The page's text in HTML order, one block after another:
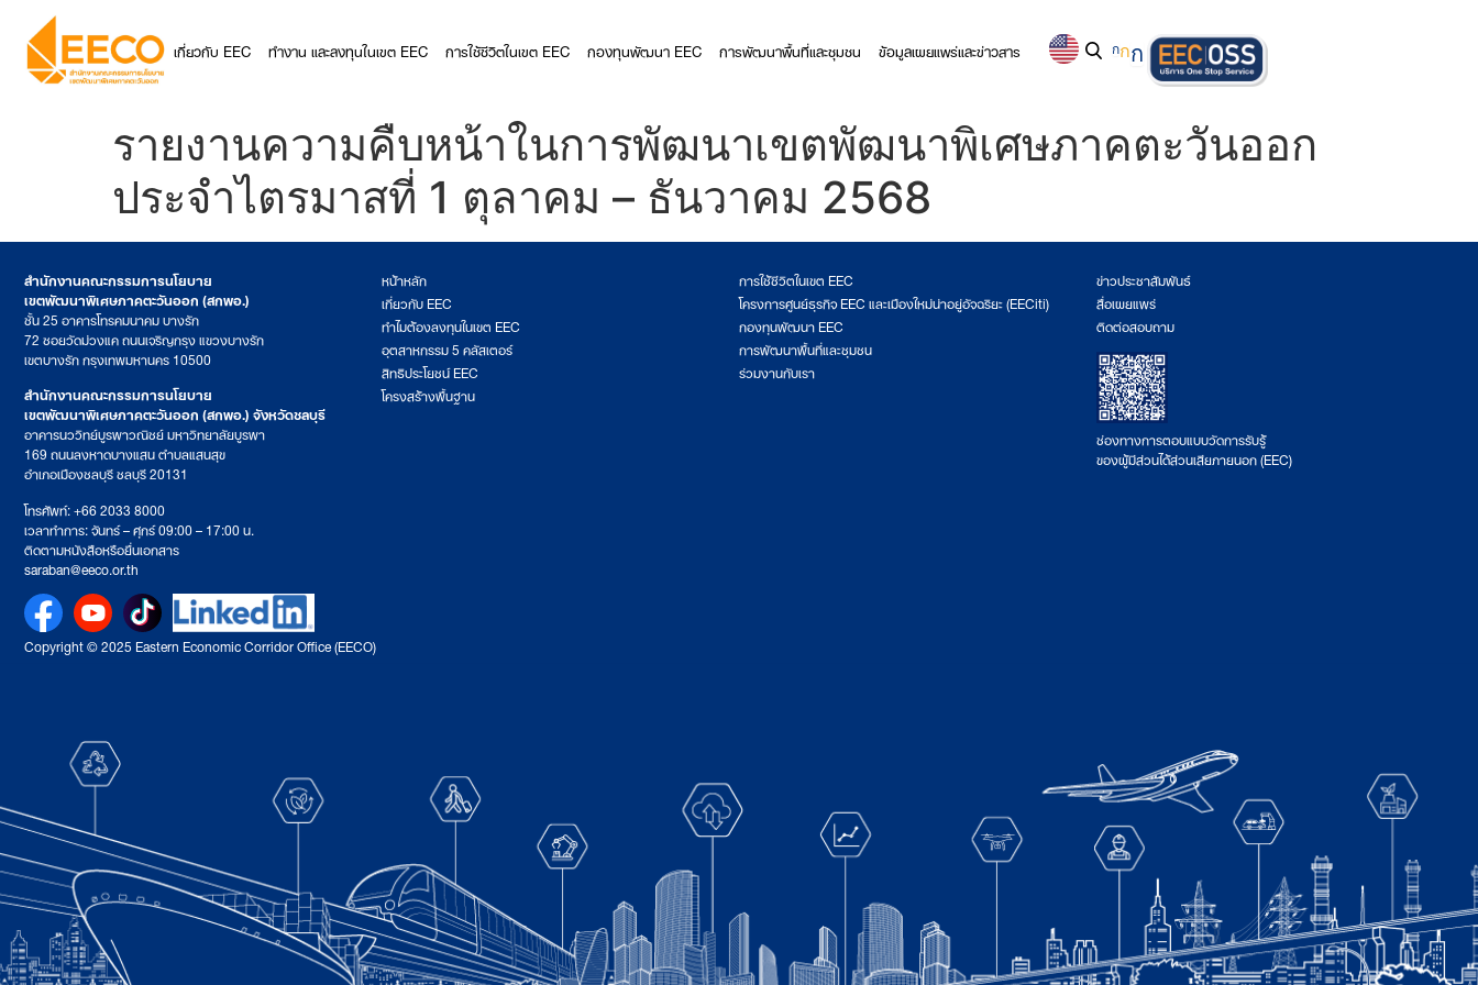
เกี่ยวกับ EEC ทำงาน และลงทุนในเขต EEC การใช้ชีวิตในเขต EEC กองทุนพัฒนา EEC การพัฒนาพื้นที่และชุมชน ข้อมูลเผยแพร่และข่าวสาร กกก
รายงานความคืบหน้าในการพัฒนาเขตพัฒนาพิเศษภาคตะวันออก
ประจำไตรมาสที่ 1 ตุลาคม – ธันวาคม 2568
สำนักงานคณะกรรมการนโยบาย
เขตพัฒนาพิเศษภาคตะวันออก (สกพอ.)
ชั้น 25 อาคารโทรคมนาคม บางรัก
72 ซอยวัดม่วงแค ถนนเจริญกรุง แขวงบางรัก
เขตบางรัก กรุงเทพมหานคร 10500
สำนักงานคณะกรรมการนโยบาย
เขตพัฒนาพิเศษภาคตะวันออก (สกพอ.) จังหวัดชลบุรี
อาคารนววิทย์บูรพาวณิชย์ มหาวิทยาลัยบูรพา
169 ถนนลงหาดบางแสน ตำบลแสนสุข
อำเภอเมืองชลบุรี ชลบุรี 20131
โทรศัพท์: +66 2033 8000
เวลาทำการ: จันทร์ – ศุกร์ 09:00 – 17:00 น.
ติดตามหนังสือหรือยื่นเอกสาร
saraban@eeco.or.th
หน้าหลัก
เกี่ยวกับ EEC
ทำไมต้องลงทุนในเขต EEC
อุตสาหกรรม 5 คลัสเตอร์
สิทธิประโยชน์ EEC
โครงสร้างพื้นฐาน
การใช้ชีวิตในเขต EEC
โครงการศูนย์ธุรกิจ EEC และเมืองใหม่น่าอยู่อัจฉริยะ (EECiti)
กองทุนพัฒนา EEC
การพัฒนาพื้นที่และชุมชน
ร่วมงานกับเรา
ข่าวประชาสัมพันธ์
สื่อเผยแพร่
ติดต่อสอบถาม
ช่องทางการตอบแบบวัดการรับรู้
ของผู้มีส่วนได้ส่วนเสียภายนอก (EEC)
Copyright © 2025 Eastern Economic Corridor Office (EECO)